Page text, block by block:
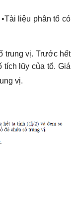
liệu phân tổ có
trung vị. Trước hết
tích lũy của tổ. Giá
vị.